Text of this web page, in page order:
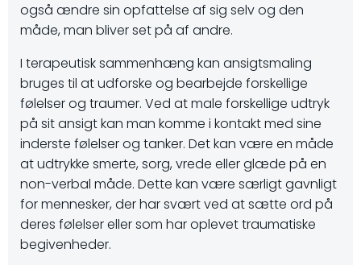
også ændre sin opfattelse af sig selv og den
måde, man bliver set på af andre.
I terapeutisk sammenhæng kan ansigtsmaling
bruges til at udforske og bearbejde forskellige
følelser og traumer. Ved at male forskellige udtryk
på sit ansigt kan man komme i kontakt med sine
inderste følelser og tanker. Det kan være en måde
at udtrykke smerte, sorg, vrede eller glæde på en
non-verbal måde. Dette kan være særligt gavnligt
for mennesker, der har svært ved at sætte ord på
deres følelser eller som har oplevet traumatiske
begivenheder.